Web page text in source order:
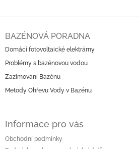
á
BAZÉNOVÁ PORADNA
Domácí fotovoltaické elektrárny
Problémy s bazénovou vodou
Zazimování Bazénu
Metody Ohřevu Vody v Bazénu
Informace pro vás
Obchodní podmínky